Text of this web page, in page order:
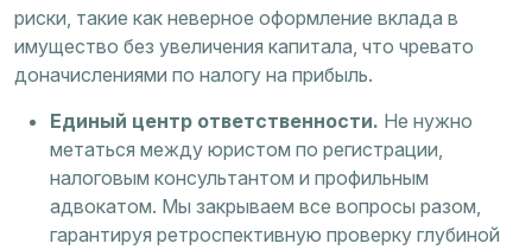
риски, такие как неверное оформление вклада в
имущество без увеличения капитала, что чревато
доначислениями по налогу на прибыль.
Единый центр ответственности. Не нужно
метаться между юристом по регистрации,
налоговым консультантом и профильным
адвокатом. Мы закрываем все вопросы разом,
гарантируя ретроспективную проверку глубиной